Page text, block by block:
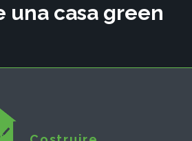
una casa green